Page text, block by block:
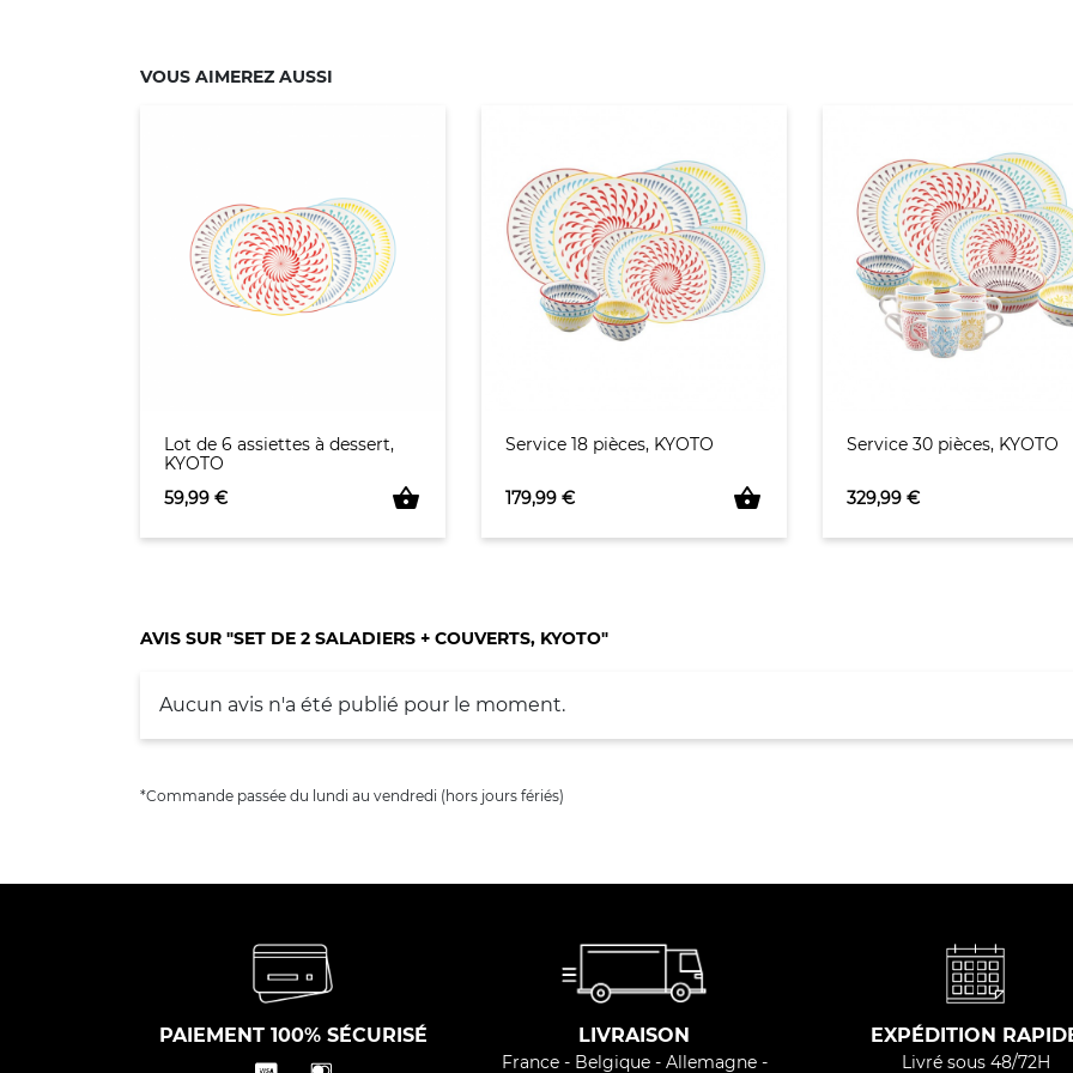
VOUS AIMEREZ AUSSI
Lot de 6 assiettes à dessert,
KYOTO
Prix
59,99 € shopping_basket
Service 18 pièces, KYOTO
Prix
179,99 € shopping_basket
Service 30 pièces, KYOTO
Prix
329,99 €
AVIS SUR "SET DE 2 SALADIERS + COUVERTS, KYOTO"
Aucun avis n'a été publié pour le moment.
*Commande passée du lundi au vendredi (hors jours fériés)
PAIEMENT 100% SÉCURISÉ LIVRAISON
France - Belgique - Allemagne -
EXPÉDITION
Livré sous 48/72H